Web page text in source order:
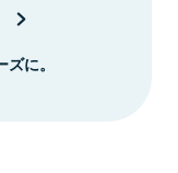
に。